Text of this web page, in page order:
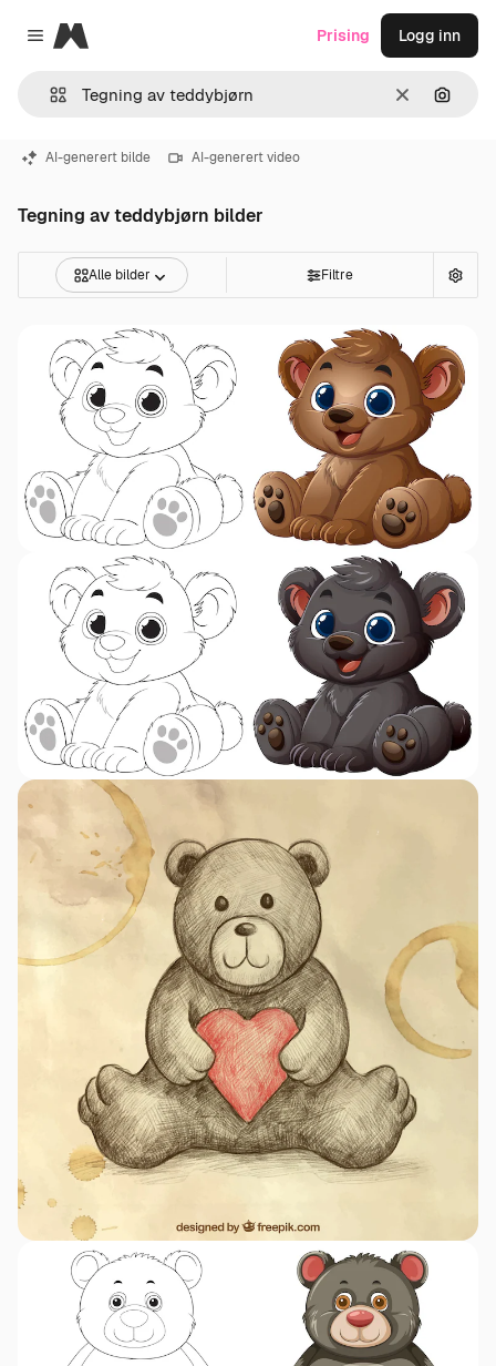
Close menu
Magnific
Slett Søk
Prising Logg inn
AI-generert bilde AI-generert video
Tegning av teddybjørn bilder
Alle bilder Filtre